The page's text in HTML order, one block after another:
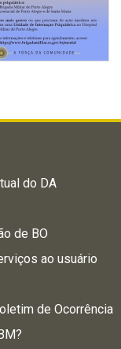
do DA
de BO
ao usuário
de Ocorrência